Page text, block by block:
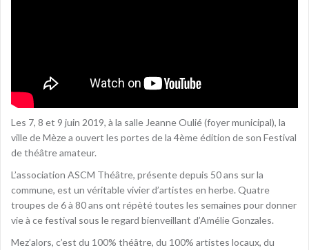
Les 7, 8 et 9 juin 2019, à la salle Jeanne Oulié (foyer municipal), la
ville de Mèze a ouvert les portes de la 4ème édition de son Festival
de théâtre amateur.
L’association ASCM Théâtre, présente depuis 50 ans sur la
commune, est un véritable vivier d’artistes en herbe. Quatre
troupes de 6 à 80 ans ont répèté toutes les semaines pour donner
vie à ce festival sous le regard bienveillant d’Amélie Gonzales.
Mez’alors, c’est du 100% théâtre, du 100% artistes locaux, du